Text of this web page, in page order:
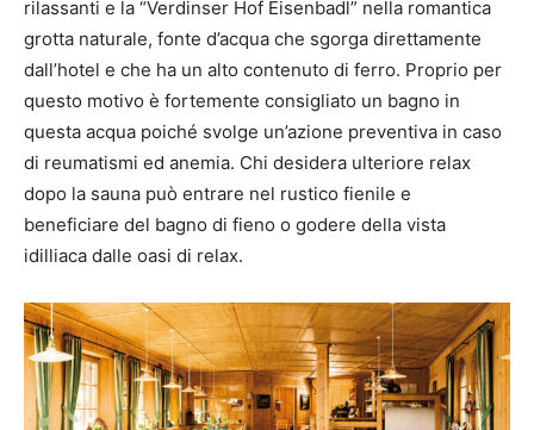
rilassanti e la “Verdinser Hof Eisenbadl” nella romantica
grotta naturale, fonte d’acqua che sgorga direttamente
dall’hotel e che ha un alto contenuto di ferro. Proprio per
questo motivo è fortemente consigliato un bagno in
questa acqua poiché svolge un’azione preventiva in caso
di reumatismi ed anemia. Chi desidera ulteriore relax
dopo la sauna può entrare nel rustico fienile e
beneficiare del bagno di fieno o godere della vista
idilliaca dalle oasi di relax.